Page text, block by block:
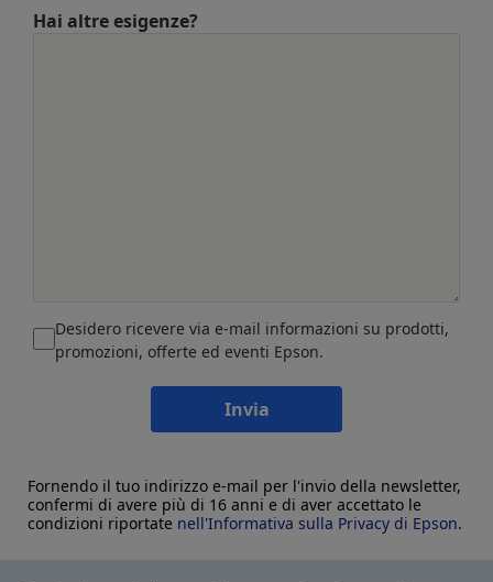
Hai altre esigenze?
Desidero ricevere via e-mail informazioni su prodotti,
promozioni, offerte ed eventi Epson.
Invia
Fornendo il tuo indirizzo e-mail per l'invio della newsletter,
confermi di avere più di 16 anni e di aver accettato le
condizioni riportate nell'Informativa sulla Privacy di Epson.